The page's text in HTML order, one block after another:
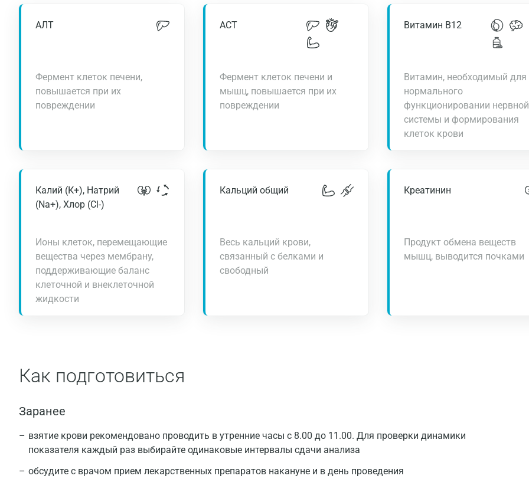
АЛТ
Фермент клеток печени,
повышается при их
повреждении
АСТ
Фермент клеток печени и
мышц, повышается при их
повреждении
Витамин В12
Витамин, необходимый для
нормального
функционировании нервной
системы и формирования
клеток крови
Калий (К+), Натрий
(Na+), Хлор (Сl-)
Ионы клеток, перемещающие
вещества через мембрану,
поддерживающие баланс
клеточной и внеклеточной
жидкости
Кальций общий
Весь кальций крови,
связанный с белками и
свободный
Креатинин
Продукт обмена веществ
мышц, выводится почками
Как подготовиться
Заранее
взятие крови рекомендовано проводить в утренние часы с 8.00 до 11.00. Для проверки динамики
показателя каждый раз выбирайте одинаковые интервалы сдачи анализа
обсудите с врачом прием лекарственных препаратов накануне и в день проведения